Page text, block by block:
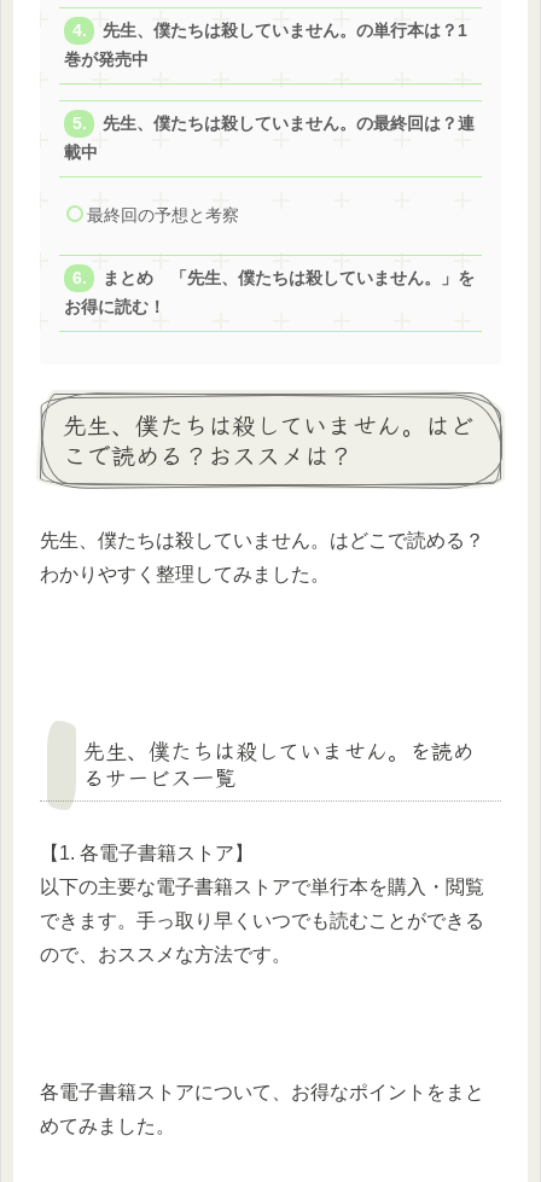
先生、僕たちは殺していません。の単行本は？1
巻が発売中
先生、僕たちは殺していません。の最終回は？連
載中
最終回の予想と考察
まとめ 「先生、僕たちは殺していません。」を
お得に読む！
先生、僕たちは殺していません。はど
こで読める？おススメは？
先生、僕たちは殺していません。はどこで読める？
わかりやすく整理してみました。
先生、僕たちは殺していません。を読め
るサービス一覧
【1. 各電子書籍ストア】
以下の主要な電子書籍ストアで単行本を購入・閲覧
できます。手っ取り早くいつでも読むことができる
ので、おススメな方法です。
各電子書籍ストアについて、お得なポイントをまと
めてみました。